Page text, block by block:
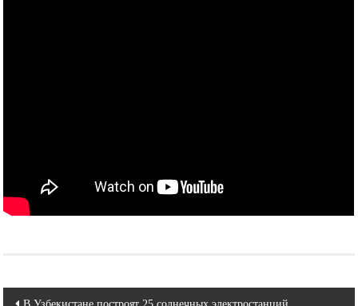
Навигация